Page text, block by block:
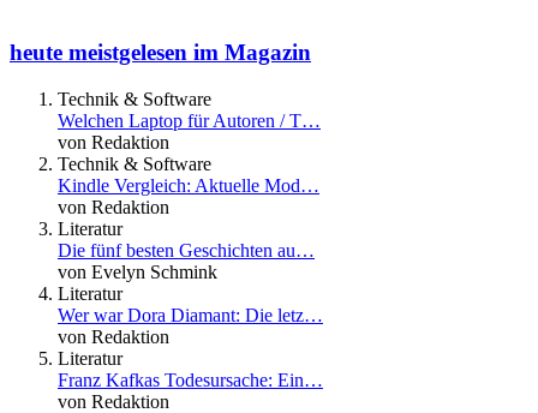
heute meistgelesen im Magazin
Technik & Software
Welchen Laptop für Autoren / T…
von Redaktion
Technik & Software
Kindle Vergleich: Aktuelle Mod…
von Redaktion
Literatur
Die fünf besten Geschichten au…
von Evelyn Schmink
Literatur
Wer war Dora Diamant: Die letz…
von Redaktion
Literatur
Franz Kafkas Todesursache: Ein…
von Redaktion